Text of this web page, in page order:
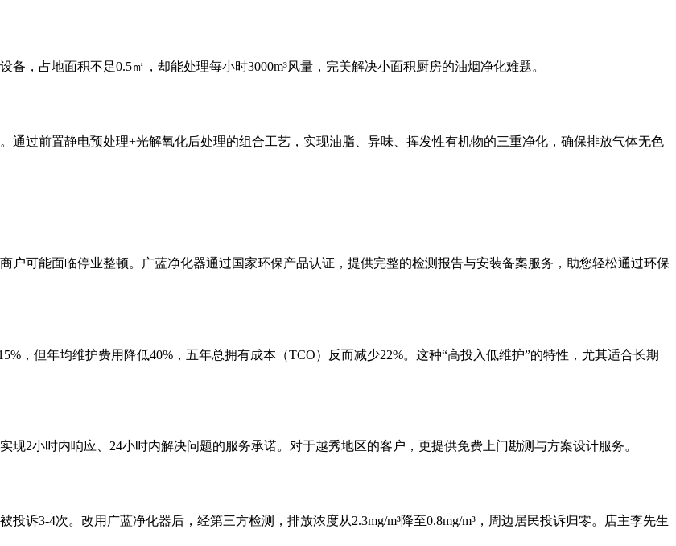
，占地面积不足0.5㎡，却能处理每小时3000m³风量，完美解决小面积厨房的油烟净化难题。
通过前置静电预处理+光解氧化后处理的组合工艺，实现油脂、异味、挥发性有机物的三重净化，确保排放气体无色
户可能面临停业整顿。广蓝净化器通过国家环保产品认证，提供完整的检测报告与安装备案服务，助您轻松通过环保
，但年均维护费用降低40%，五年总拥有成本（TCO）反而减少22%。这种“高投入低维护”的特性，尤其适合长期
2小时内响应、24小时内解决问题的服务承诺。对于越秀地区的客户，更提供免费上门勘测与方案设计服务。
诉3-4次。改用广蓝净化器后，经第三方检测，排放浓度从2.3mg/m³降至0.8mg/m³，周边居民投诉归零。店主李先生